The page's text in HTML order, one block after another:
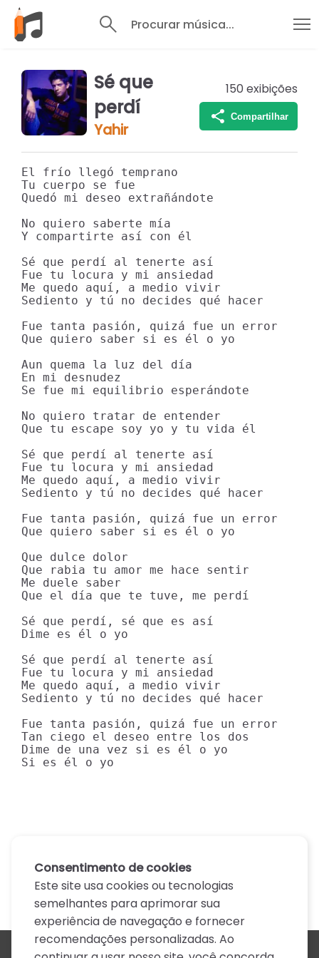
Procurar música...
Sé que
perdí
Yahir
150 exibições
Compartilhar
El frío llegó temprano
Tu cuerpo se fue
Quedó mi deseo extrañándote
No quiero saberte mía
Y compartirte así con él
Sé que perdí al tenerte así
Fue tu locura y mi ansiedad
Me quedo aquí, a medio vivir
Sediento y tú no decides qué hacer
Fue tanta pasión, quizá fue un error
Que quiero saber si es él o yo
Aun quema la luz del día
En mi desnudez
Se fue mi equilibrio esperándote
No quiero tratar de entender
Que tu escape soy yo y tu vida él
Sé que perdí al tenerte así
Fue tu locura y mi ansiedad
Me quedo aquí, a medio vivir
Sediento y tú no decides qué hacer
Fue tanta pasión, quizá fue un error
Que quiero saber si es él o yo
Que dulce dolor
Que rabia tu amor me hace sentir
Me duele saber
Que el día que te tuve, me perdí
Sé que perdí, sé que es así
Dime es él o yo
Sé que perdí al tenerte así
Fue tu locura y mi ansiedad
Me quedo aquí, a medio vivir
Sediento y tú no decides qué hacer
Fue tanta pasión, quizá fue un error
Tan ciego el deseo entre los dos
Dime de una vez si es él o yo
Si es él o yo
Consentimento de cookies
Este site usa cookies ou tecnologias
semelhantes para aprimorar sua
experiência de navegação e fornecer
recomendações personalizadas. Ao